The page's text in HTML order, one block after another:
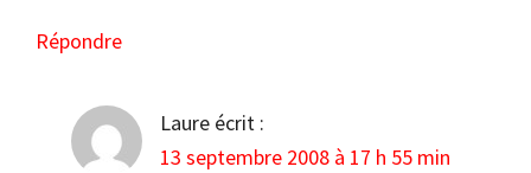
Répondre
Laure écrit :
13 septembre 2008 à 17 h 55 min